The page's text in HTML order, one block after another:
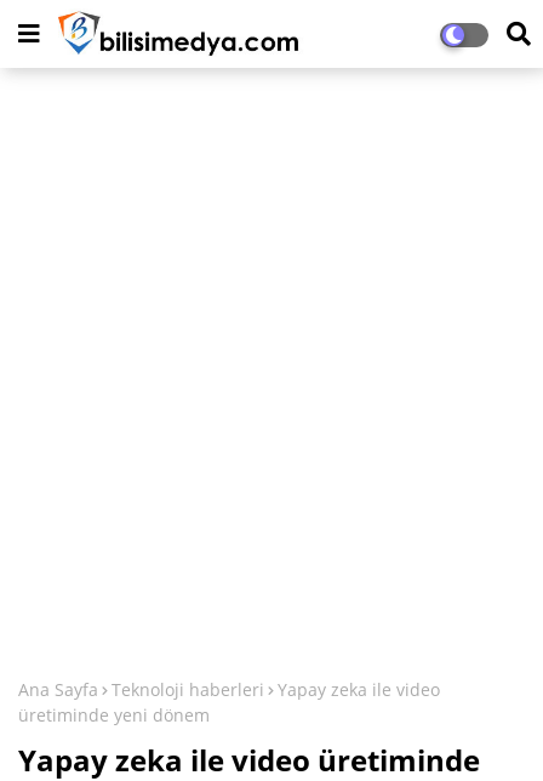
Ana Sayfa Teknoloji haberleri
Yapay zeka ile video
üretiminde yeni dönem
Yapay zeka ile video üretiminde